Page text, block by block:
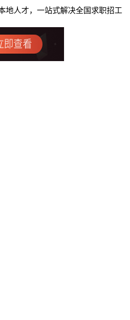
地人才，一站式解决全国求职招工